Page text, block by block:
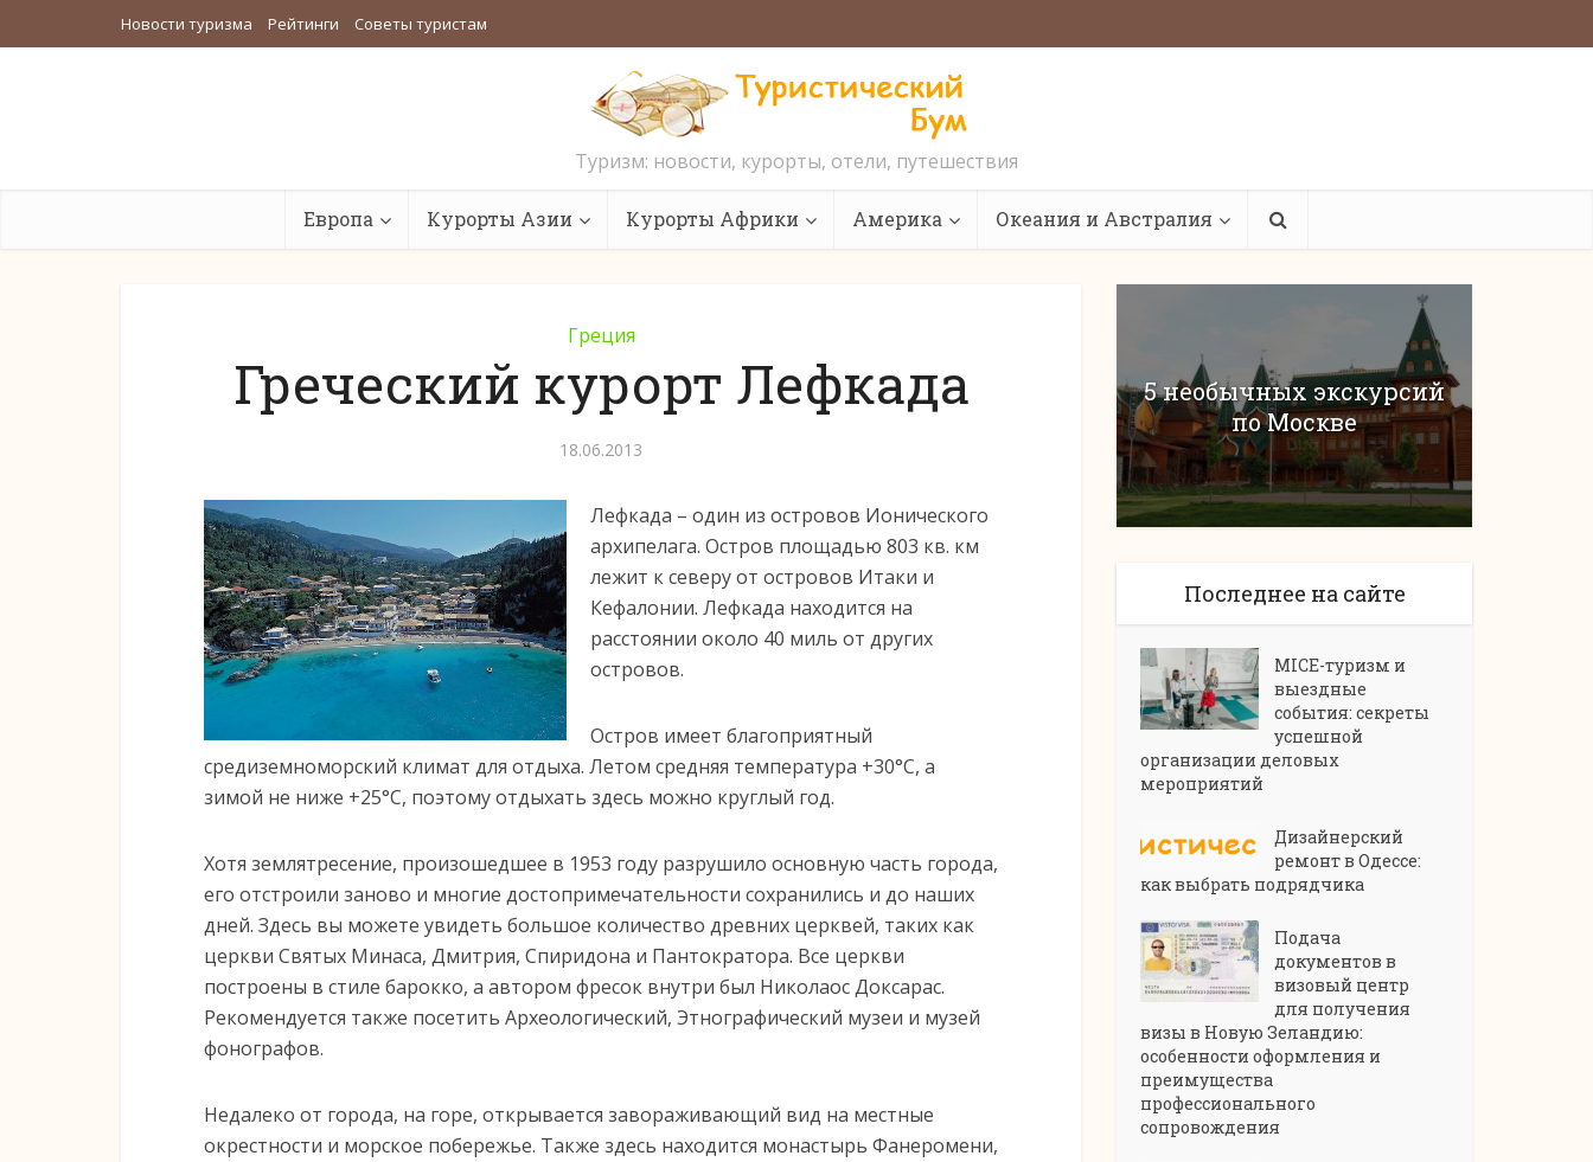
Новости туризма Рейтинги Советы туристам
Туризм: новости, курорты, отели, путешествия
Европа Курорты Азии Курорты Африки Америка Океания и Австралия
Греция
Греческий курорт Лефкада
18.06.2013
Лефкада – один из островов Ионического
архипелага. Остров площадью 803 кв. км
лежит к северу от островов Итаки и
Кефалонии. Лефкада находится на
расстоянии около 40 миль от других
островов.
Остров имеет благоприятный
средиземноморский климат для отдыха. Летом средняя температура +30°C, а
зимой не ниже +25°C, поэтому отдыхать здесь можно круглый год.
Хотя землятресение, произошедшее в 1953 году разрушило основную часть города,
его отстроили заново и многие достопримечательности сохранились и до наших
дней. Здесь вы можете увидеть большое количество древних церквей, таких как
церкви Святых Минаса, Дмитрия, Спиридона и Пантократора. Все церкви
построены в стиле барокко, а автором фресок внутри был Николаос Доксарас.
Рекомендуется также посетить Археологический, Этнографический музеи и музей
фонографов.
Недалеко от города, на горе, открывается завораживающий вид на местные
окрестности и морское побережье. Также здесь находится монастырь Фанеромени,
5 необычных экскурсий
по Москве
Последнее на сайте
MICE-туризм и
выездные
события: секреты
успешной
организации деловых
мероприятий
Дизайнерский
ремонт в Одессе:
как выбрать подрядчика
Подача
документов в
визовый центр
для получения
визы в Новую Зеландию:
особенности оформления и
преимущества
профессионального
сопровождения